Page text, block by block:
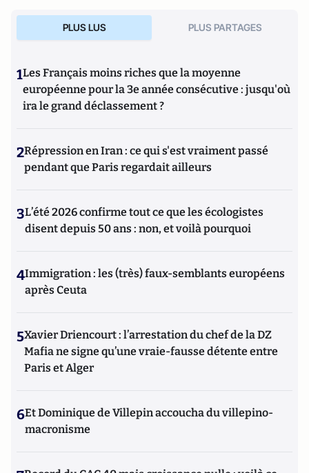
PLUS LUS PLUS PARTAGES
1Les Français moins riches que la moyenne
européenne pour la 3e année consécutive : jusqu'où
ira le grand déclassement ?
2Répression en Iran : ce qui s'est vraiment passé
pendant que Paris regardait ailleurs
3L’été 2026 confirme tout ce que les écologistes
disent depuis 50 ans : non, et voilà pourquoi
4Immigration : les (très) faux-semblants européens
après Ceuta
5Xavier Driencourt : l’arrestation du chef de la DZ
Mafia ne signe qu’une vraie-fausse détente entre
Paris et Alger
6Et Dominique de Villepin accoucha du villepino-
macronisme